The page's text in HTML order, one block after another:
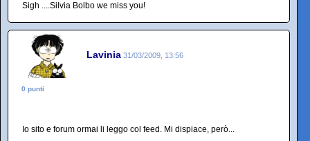
Sigh ....Silvia Bolbo we miss you!
Lavinia 31/03/2009, 13:56
0 punti
Io sito e forum ormai li leggo col feed. Mi dispiace, però...